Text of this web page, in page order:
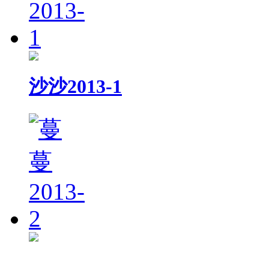
沙沙2013-1